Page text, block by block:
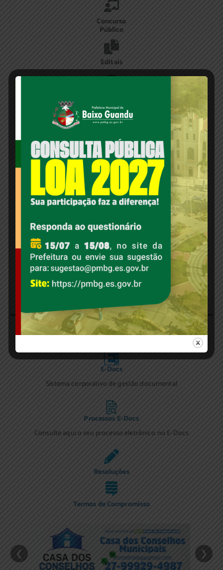
Concurso
Público
Editais
Serviços
Nota Fiscal – NFse
Licitações
E-Docs
Sistema corporativo de gestão documental
Processos E-Docs
Consulte aqui o seu processo eletrônico no E-Docs
Resoluções
Termos de Compromisso
❮ ❯